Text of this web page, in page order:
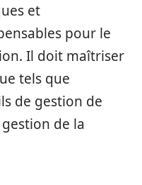
et
pour le
Il doit maîtriser
tels que
de gestion de
de la